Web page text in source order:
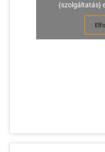
{szolgáltatás}